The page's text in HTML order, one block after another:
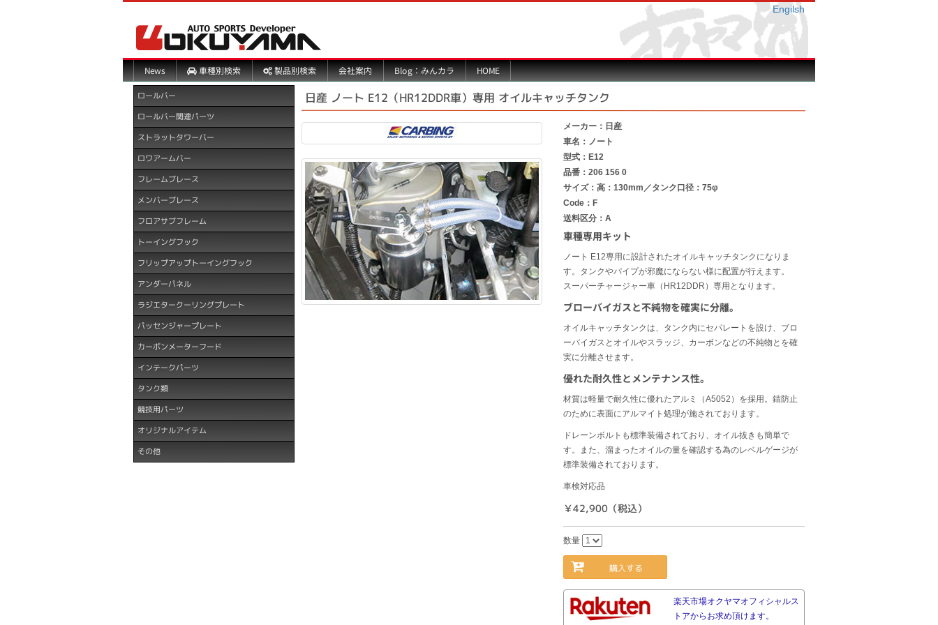
Engilsh
News 車種別検索 製品別検索 会社案内 Blog：みんカラ HOME
日産 ノート E12（HR12DDR車）専用 オイルキャッチタンク
メーカー：日産
車名：ノート
型式：E12
品番：206 156 0
サイズ：高：130mm／タンク口径：75φ
Code：F
送料区分：A
車種専用キット
ノート E12専用に設計されたオイルキャッチタンクになりま
す。タンクやパイプが邪魔にならない様に配置が行えます。
スーパーチャージャー車（HR12DDR）専用となります。
ブローバイガスと不純物を確実に分離。
オイルキャッチタンクは、タンク内にセパレートを設け、ブロ
ーバイガスとオイルやスラッジ、カーボンなどの不純物とを確
実に分離させます。
優れた耐久性とメンテナンス性。
材質は軽量で耐久性に優れたアルミ（A5052）を採用。錆防止
のために表面にアルマイト処理が施されております。
ドレーンボルトも標準装備されており、オイル抜きも簡単で
す。また、溜まったオイルの量を確認する為のレベルゲージが
標準装備されております。
車検対応品
￥42,900（税込）
数量
購入する
楽天市場オクヤマオフィシャルス
トアからお求め頂けます。
ロールバー
ロールバー関連パーツ
ストラットタワーバー
ロワアームバー
フレームブレース
メンバーブレース
フロアサブフレーム
トーイングフック
フリップアップトーイングフック
アンダーパネル
ラジエタークーリングプレート
パッセンジャープレート
カーボンメーターフード
インテークパーツ
タンク類
競技用パーツ
オリジナルアイテム
その他